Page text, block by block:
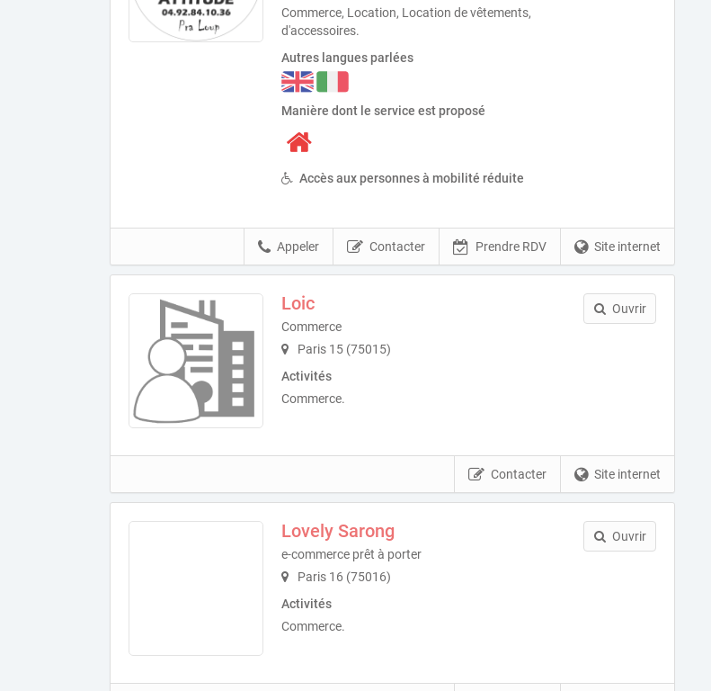
Commerce, Location, Location de vêtements,
d'accessoires.
Autres langues parlées
Manière dont le service est proposé
Accès aux personnes à mobilité réduite
Site internet
Prendre RDV
Contacter
Appeler
Loic
Commerce
Paris 15 (75015)
Activités
Commerce.
Ouvrir
Site internet
Contacter
Lovely Sarong
e-commerce prêt à porter
Paris 16 (75016)
Activités
Commerce.
Ouvrir